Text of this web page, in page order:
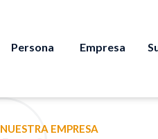
Persona Empresa
NUESTRA EMPRESA